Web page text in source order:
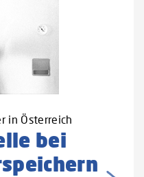
in Österreich
bei